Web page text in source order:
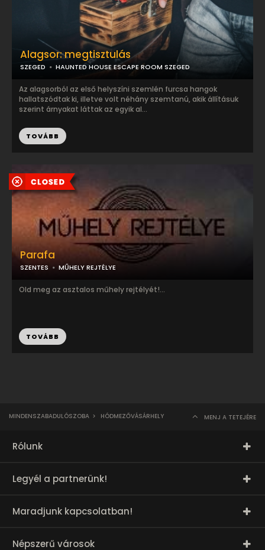
Alagsor: megtisztulás
SZEGED HAUNTED HOUSE ESCAPE ROOM SZEGED
Az alagsorból az első helyszíni szemlén furcsa hangok
hallatszódtak ki, illetve volt néhány szemtanú, akik állításuk
szerint árnyakat láttak az egyik al...
TOVÁBB
Parafa
SZENTES MŰHELY REJTÉLYE
Old meg az asztalos műhely rejtélyét!...
TOVÁBB
MINDENSZABADULÓSZOBA > HÓDMEZŐVÁSÁRHELY MENJ A TETEJÉRE
Rólunk
Legyél a partnerünk!
Maradjunk kapcsolatban!
Népszerű városok